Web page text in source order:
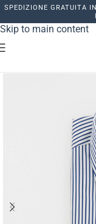
Skip to navigation
Skip to main content
SPEDIZIONE GRATUITA